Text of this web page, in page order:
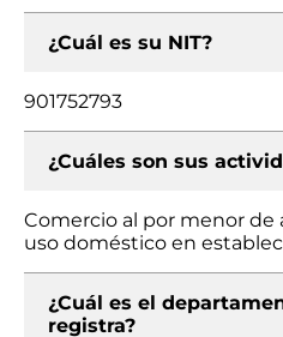
¿Cuál es su NIT?
901752793
¿Cuáles son sus
Comercio al por menor de
uso doméstico en
¿Cuál es el
registra?